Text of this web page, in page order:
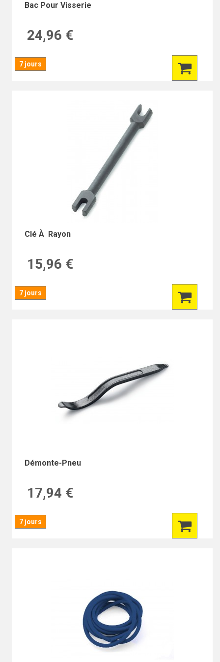
Bac Pour Visserie
24,96 €
7 jours
Clé À Rayon
15,96 €
7 jours
Démonte-Pneu
17,94 €
7 jours